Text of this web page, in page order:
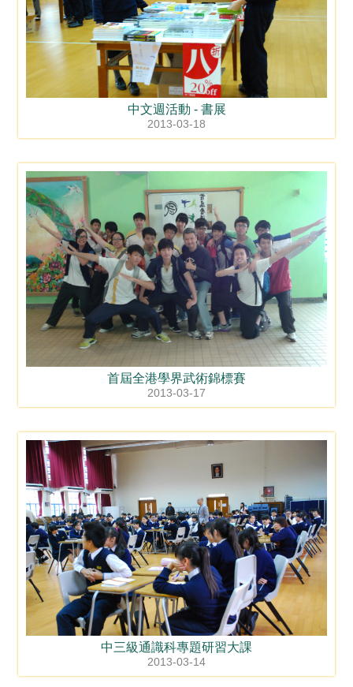
中文週活動 - 書展
2013-03-18
首屆全港學界武術錦標賽
2013-03-17
中三級通識科專題研習大課
2013-03-14